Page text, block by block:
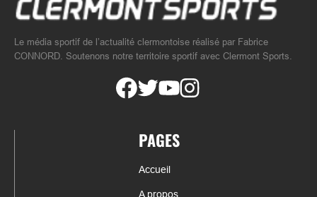
Le média sportif de l’actualité clermontoise réalisé par Fabrice
CONNORD. Soutenons notre territoire sportif avec Clermont Sports.
PAGES
Accueil
A propos